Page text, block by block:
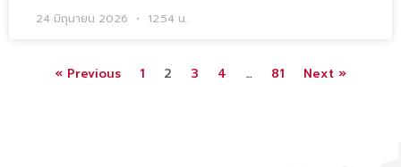
24 มิถุนายน 2026 12:54 น.
« Previous 1 2 3 4 … 81 Next »